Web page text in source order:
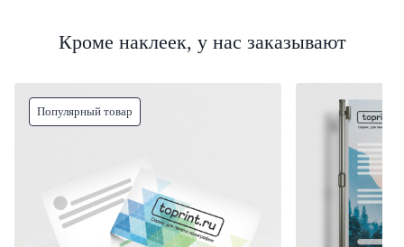
Кроме наклеек, у нас заказывают
Популярный товар